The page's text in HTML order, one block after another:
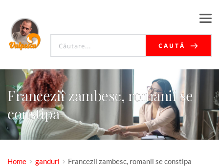
CAUTĂ
Francezii zambesc, romanii se
constipa
Home ganduri Francezii zambesc, romanii se constipa